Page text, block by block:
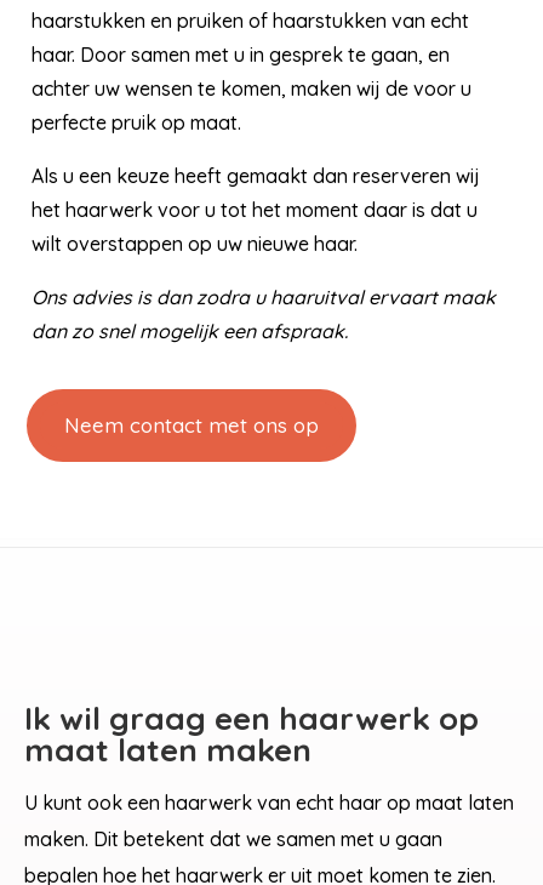
haarstukken en pruiken of haarstukken van echt
haar. Door samen met u in gesprek te gaan, en
achter uw wensen te komen, maken wij de voor u
perfecte pruik op maat.
Als u een keuze heeft gemaakt dan reserveren wij
het haarwerk voor u tot het moment daar is dat u
wilt overstappen op uw nieuwe haar.
Ons advies is dan zodra u haaruitval ervaart maak
dan zo snel mogelijk een afspraak.
Neem contact met ons op
Ik wil graag een haarwerk op
maat laten maken
U kunt ook een haarwerk van echt haar op maat laten
maken. Dit betekent dat we samen met u gaan
bepalen hoe het haarwerk er uit moet komen te zien.